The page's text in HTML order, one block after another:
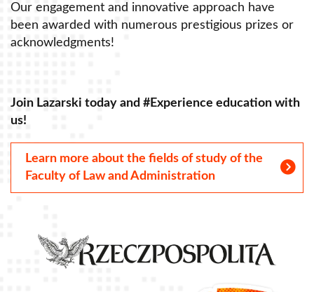
Our engagement and innovative approach have
been awarded with numerous prestigious prizes or
acknowledgments!
Join Lazarski today and #Experience education with
us!
Learn more about the fields of study of the
Faculty of Law and Administration